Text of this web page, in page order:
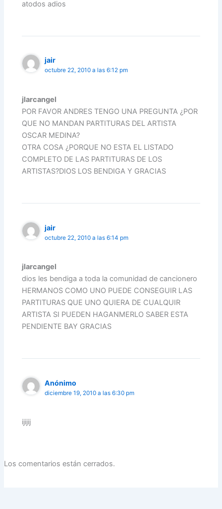
atodos adios
jair
octubre 22, 2010 a las 6:12 pm
jlarcangel
POR FAVOR ANDRES TENGO UNA PREGUNTA ¿POR
QUE NO MANDAN PARTITURAS DEL ARTISTA
OSCAR MEDINA?
OTRA COSA ¿PORQUE NO ESTA EL LISTADO
COMPLETO DE LAS PARTITURAS DE LOS
ARTISTAS?DIOS LOS BENDIGA Y GRACIAS
jair
octubre 22, 2010 a las 6:14 pm
jlarcangel
dios les bendiga a toda la comunidad de cancionero
HERMANOS COMO UNO PUEDE CONSEGUIR LAS
PARTITURAS QUE UNO QUIERA DE CUALQUIR
ARTISTA SI PUEDEN HAGANMERLO SABER ESTA
PENDIENTE BAY GRACIAS
Anónimo
diciembre 19, 2010 a las 6:30 pm
ijijij
Los comentarios están cerrados.